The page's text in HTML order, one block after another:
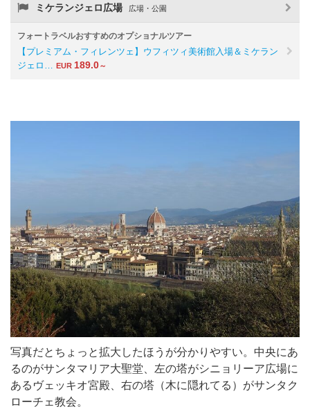
ミケランジェロ広場 広場・公園
フォートラベルおすすめのオプショナルツアー
【プレミアム・フィレンツェ】ウフィツィ美術館入場＆ミケラン
ジェロ…
EUR 189.0～
写真だとちょっと拡大したほうが分かりやすい。中央にあ
るのがサンタマリア大聖堂、左の塔がシニョリーア広場に
あるヴェッキオ宮殿、右の塔（木に隠れてる）がサンタク
ローチェ教会。